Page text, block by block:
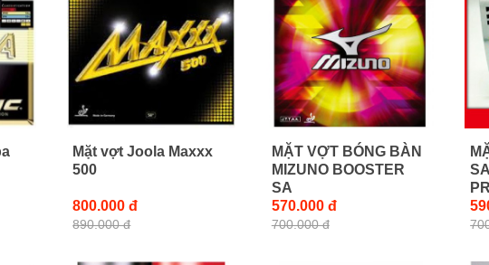
Mặt vợt Joola Maxxx
500
800.000 đ
890.000 đ
MẶT VỢT BÓNG BÀN
MIZUNO BOOSTER
SA
570.000 đ
700.000 đ